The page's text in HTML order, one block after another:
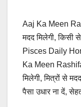
Aaj Ka Meen
मदद मिलेगी,
Pisces Daily
Ka Meen
मिलेगी, मित्रों से
पैसा उधार ना दें,